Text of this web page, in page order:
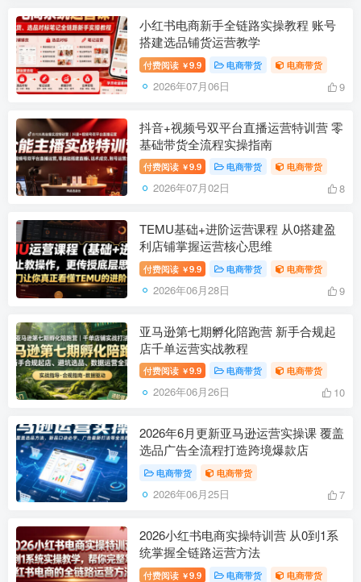
小红书电商新手全链路实操教程 账号
搭建选品铺货运营教学
付费阅读 ￥9.9 电商带货 电商带货
2026年07月06日 9
抖音+视频号双平台直播运营特训营 零
基础带货全流程实操指南
付费阅读 ￥9.9 电商带货 电商带货
2026年07月02日 8
TEMU基础+进阶运营课程 从0搭建盈
利店铺掌握运营核心思维
付费阅读 ￥9.9 电商带货 电商带货
2026年06月28日 9
亚马逊第七期孵化陪跑营 新手合规起
店千单运营实战教程
付费阅读 ￥9.9 电商带货 电商带货
2026年06月26日 10
2026年6月更新亚马逊运营实操课 覆盖
选品广告全流程打造跨境爆款店
电商带货 电商带货
2026年06月25日 7
2026小红书电商实操特训营 从0到1系
统掌握全链路运营方法
付费阅读 ￥9.9 电商带货 电商带货